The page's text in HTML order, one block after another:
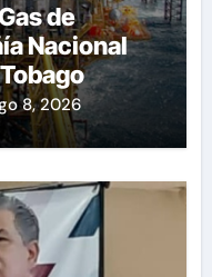
de
Nacional
8, 2026